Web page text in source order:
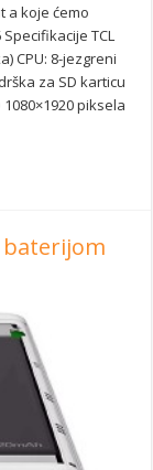
a koje ćemo
TCL
CPU: 8-jezgreni
za SD karticu
1080×1920 piksela
baterijom